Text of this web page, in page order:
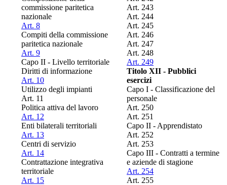
commissione paritetica
nazionale
Art. 8
Compiti della commissione
paritetica nazionale
Art. 9
Capo II - Livello territoriale
Diritti di informazione
Art. 10
Utilizzo degli impianti
Art. 11
Politica attiva del lavoro
Art. 12
Enti bilaterali territoriali
Art. 13
Centri di servizio
Art. 14
Contrattazione integrativa
territoriale
Art. 15
Art. 243
Art. 244
Art. 245
Art. 246
Art. 247
Art. 248
Art. 249
Titolo XII - Pubblici
esercizi
Capo I - Classificazione del
personale
Art. 250
Art. 251
Capo II - Apprendistato
Art. 252
Art. 253
Capo III - Contratti a termine
e aziende di stagione
Art. 254
Art. 255